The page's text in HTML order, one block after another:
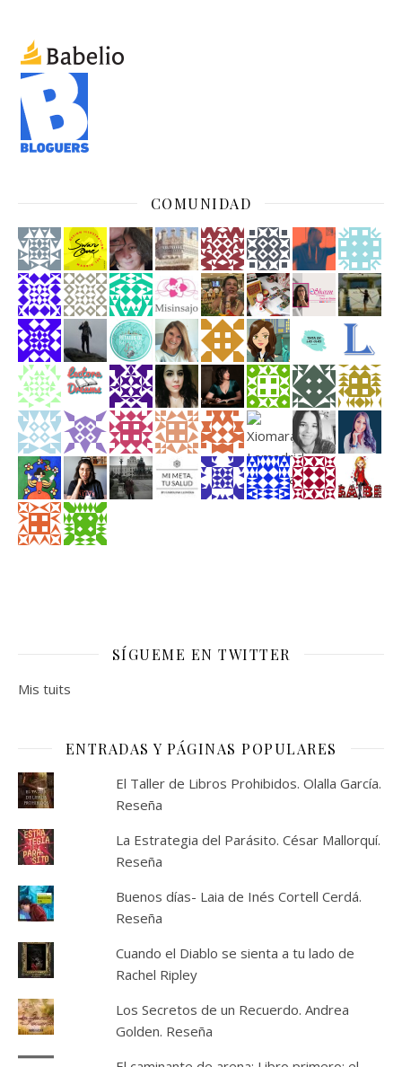
COMUNIDAD
SÍGUEME EN TWITTER
Mis tuits
ENTRADAS Y PÁGINAS POPULARES
El Taller de Libros Prohibidos. Olalla García.
Reseña
La Estrategia del Parásito. César Mallorquí.
Reseña
Buenos días- Laia de Inés Cortell Cerdá.
Reseña
Cuando el Diablo se sienta a tu lado de
Rachel Ripley
Los Secretos de un Recuerdo. Andrea
Golden. Reseña